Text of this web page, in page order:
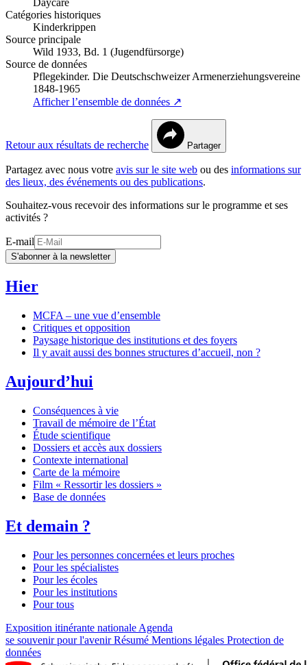
Daycare
Catégories historiques
Kinderkrippen
Source principale
Wild 1933, Bd. 1 (Jugendfürsorge)
Source de données
Pflegekinder. Die Deutschschweizer Armenerziehungsvereine
1848-1965
Afficher l’ensemble de données ↗
Retour aux résultats de recherche Partager
Partagez avec nous votre avis sur le site web ou des informations sur
des lieux, des événements ou des publications.
Souhaitez-vous recevoir des informations sur le programme et ses
activités ?
E-mail
S'abonner à la newsletter
Hier
MCFA – une vue d’ensemble
Critiques et opposition
Paysage historique des institutions et des foyers
Il y avait aussi des bonnes structures d’accueil, non ?
Aujourd’hui
Conséquences à vie
Travail de mémoire de l’État
Étude scientifique
Dossiers et accès aux dossiers
Contexte international
Carte de la mémoire
Film « Ressortir les dossiers »
Base de données
Et demain ?
Pour les personnes concernées et leurs proches
Pour les spécialistes
Pour les écoles
Pour les institutions
Pour tous
Exposition itinérante nationale Agenda
se souvenir pour l'avenirRésumé Mentions légales Protection de
données